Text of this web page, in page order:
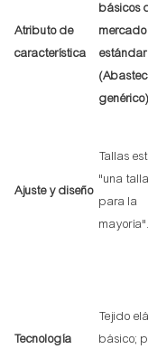
Atributo de
característica
básicos
mercado
estándar
genérico)
Ajuste y diseño
Tallas
"una
para la
mayoría".
Tecnología
Tejido
básico;